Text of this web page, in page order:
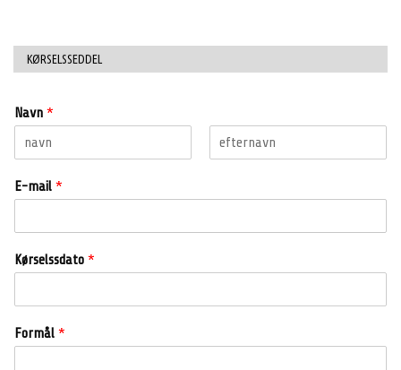
KØRSELSSEDDEL
Navn *
E-mail *
Kørselssdato *
Formål *